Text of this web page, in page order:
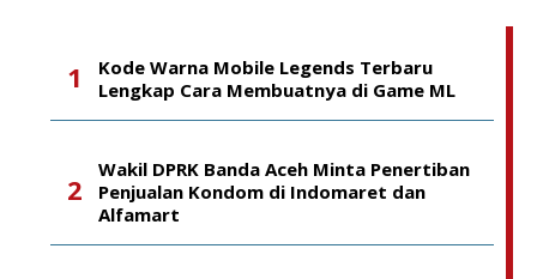
Kode Warna Mobile Legends Terbaru
Lengkap Cara Membuatnya di Game ML
Wakil DPRK Banda Aceh Minta Penertiban
Penjualan Kondom di Indomaret dan
Alfamart